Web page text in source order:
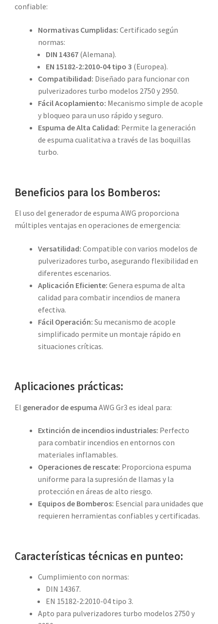
confiable:
Normativas Cumplidas: Certificado según
normas:
DIN 14367 (Alemana).
EN 15182-2:2010-04 tipo 3 (Europea).
Compatibilidad: Diseñado para funcionar con
pulverizadores turbo modelos 2750 y 2950.
Fácil Acoplamiento: Mecanismo simple de acople
y bloqueo para un uso rápido y seguro.
Espuma de Alta Calidad: Permite la generación
de espuma cualitativa a través de las boquillas
turbo.
Beneficios para los Bomberos:
El uso del generador de espuma AWG proporciona
múltiples ventajas en operaciones de emergencia:
Versatilidad: Compatible con varios modelos de
pulverizadores turbo, asegurando flexibilidad en
diferentes escenarios.
Aplicación Eficiente: Genera espuma de alta
calidad para combatir incendios de manera
efectiva.
Fácil Operación: Su mecanismo de acople
simplificado permite un montaje rápido en
situaciones críticas.
Aplicaciones prácticas:
El generador de espuma AWG Gr3 es ideal para:
Extinción de incendios industriales: Perfecto
para combatir incendios en entornos con
materiales inflamables.
Operaciones de rescate: Proporciona espuma
uniforme para la supresión de llamas y la
protección en áreas de alto riesgo.
Equipos de Bomberos: Esencial para unidades que
requieren herramientas confiables y certificadas.
Características técnicas en punteo:
Cumplimiento con normas:
DIN 14367.
EN 15182-2:2010-04 tipo 3.
Apto para pulverizadores turbo modelos 2750 y